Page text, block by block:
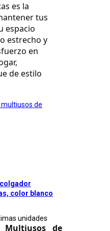
es la
tus
espacio
estrecho y
en
de estilo
color blanco
unidades
Multiusos de